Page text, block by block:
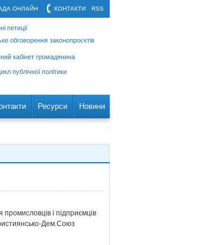
RSS
КОНТАКТИ
ОНЛАЙН
петиції
обговорення законопроєктів
кабінет громадянина
публічної політики
Ресурси Новини
і підприємців
Дем.Союз